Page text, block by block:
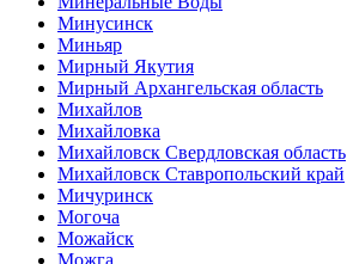
Минусинск
Миньяр
Мирный Якутия
Мирный Архангельская область
Михайлов
Михайловка
Михайловск Свердловская область
Михайловск Ставропольский край
Мичуринск
Могоча
Можайск
Можга